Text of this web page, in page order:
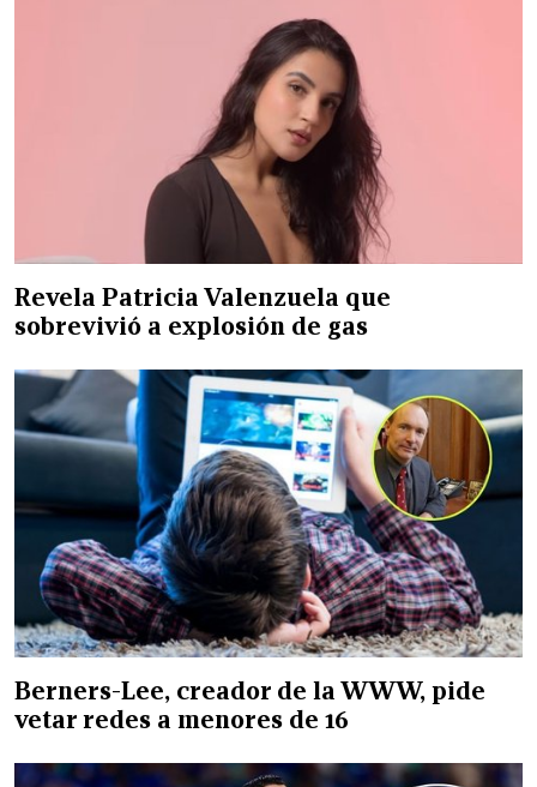
Revela Patricia Valenzuela que
sobrevivió a explosión de gas
Berners-Lee, creador de la WWW, pide
vetar redes a menores de 16